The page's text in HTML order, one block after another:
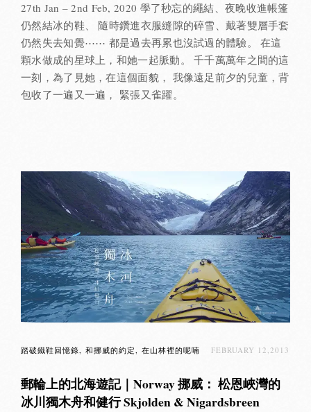
27th Jan – 2nd Feb, 2020 學了秒忘的繩結、夜晚收進帳篷
仍然結冰的鞋、 隨時鑽進衣服縫隙的碎雪、戴著雙層手套
仍然失去知覺⋯⋯ 都是過去再累也沒試過的體驗。 在這
顆水做成的星球上，和她一起脈動。 千千萬萬年之間的這
一刻，為了見她，在這個面貌， 我像遠足前夕的兒童，背
包收了一遍又一遍， 緊張又雀躍。
踏破鐵鞋回憶錄 和挪威的約定 在山林裡的呢喃 FEBRUARY 12,2013
郵輪上的北海遊記｜Norway 挪威： 松恩峽灣的
冰川獨木舟和健行 Skjolden & Nigardsbreen